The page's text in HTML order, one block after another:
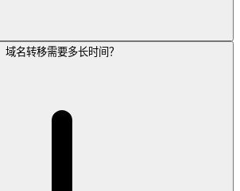
域名转移需要多长时间？